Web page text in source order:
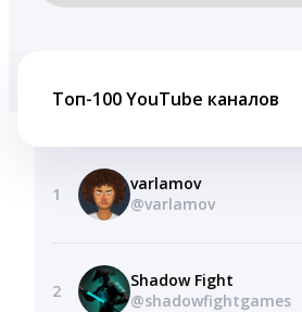
Топ-100 YouTube каналов
1
varlamov
@varlamov
2
Shadow Fight
@shadowfightgames